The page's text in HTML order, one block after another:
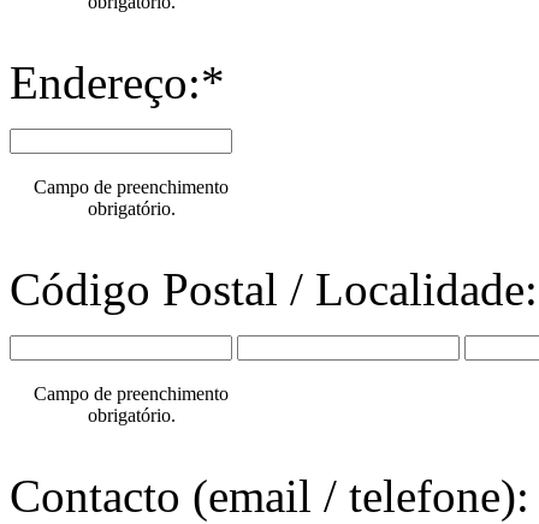
Endereço:*
Campo de preenchimento
obrigatório.
Código Postal /
Campo de preenchimento
obrigatório.
Contacto (email /